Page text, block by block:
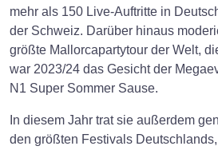
mehr als 150 Live-Auftritte in
der Schweiz. Darüber hinaus
größte Mallorcapartytour der Welt,
war 2023/24 das Gesicht der
N1 Super Sommer Sause.
In diesem Jahr trat sie außerdem
den größten Festivals